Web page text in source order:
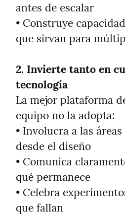
antes de escalar
• Construye
que sirvan para
2. Invierte tanto en
tecnología
La mejor plataforma
equipo no la adopta:
• Involucra a las
desde el diseño
• Comunica
qué permanece
• Celebra
que fallan